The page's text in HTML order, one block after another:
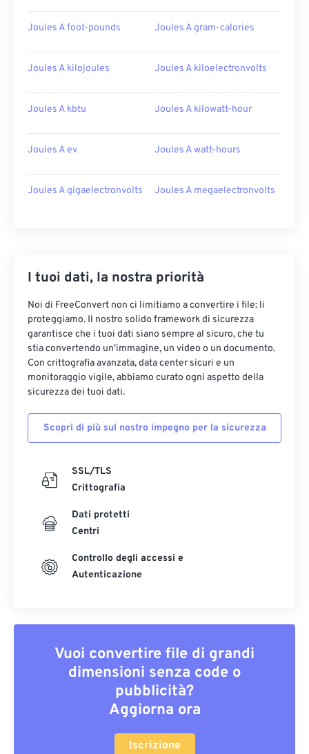
Joules A foot-pounds Joules A gram-calories
Joules A kilojoules Joules A kiloelectronvolts
Joules A kbtu Joules A kilowatt-hour
Joules A ev Joules A watt-hours
Joules A gigaelectronvolts Joules A megaelectronvolts
I tuoi dati, la nostra priorità
Noi di FreeConvert non ci limitiamo a convertire i file: li
proteggiamo. Il nostro solido framework di sicurezza
garantisce che i tuoi dati siano sempre al sicuro, che tu
stia convertendo un'immagine, un video o un documento.
Con crittografia avanzata, data center sicuri e un
monitoraggio vigile, abbiamo curato ogni aspetto della
sicurezza dei tuoi dati.
Scopri di più sul nostro impegno per la sicurezza
SSL/TLS
Crittografia
Dati protetti
Centri
Controllo degli accessi e
Autenticazione
Vuoi convertire file di grandi
dimensioni senza code o
pubblicità?
Aggiorna ora
Iscrizione